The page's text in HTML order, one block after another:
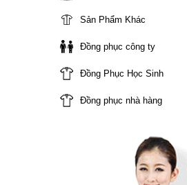
Sản Phẩm Khác
Đồng phục công ty
Đồng Phục Học Sinh
Đồng phục nhà hàng